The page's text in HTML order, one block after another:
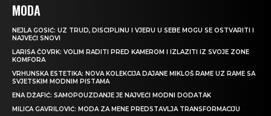
MODA
NEJLA GOSIĆ: UZ TRUD, DISCIPLINU I VJERU U SEBE MOGU SE OSTVARITI I
NAJVEĆI SNOVI
LARISA ČOVRK: VOLIM RADITI PRED KAMEROM I IZLAZITI IZ SVOJE ZONE
KOMFORA
VRHUNSKA ESTETIKA: NOVA KOLEKCIJA DAJANE MIKLOŠ RAME UZ RAME SA
SVJETSKIM MODNIM PISTAMA
ENA DŽAFIĆ: SAMOPOUZDANJE JE NAJVEĆI MODNI DODATAK
MILICA GAVRILOVIĆ: MODA ZA MENE PREDSTAVLJA TRANSFORMACIJU